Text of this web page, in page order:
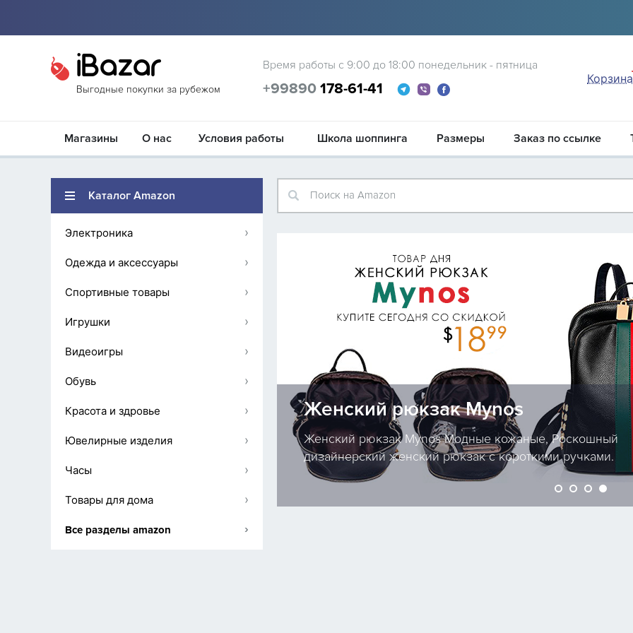
iBazar
Выгодные покупки за рубежом
Время работы с 9:00 до 18:00 понедельник - пятница
+99890 178-61-41
Корзина
Магазины О нас Условия работы Школа шоппинга Размеры Заказ по ссылке
Каталог Amazon
›
Электроника
›
Одежда и аксессуары
›
Спортивные товары
›
Игрушки
›
Видеоигры
›
Обувь
›
Красота и здровье
›
Ювелирные изделия
›
Часы
›
Товары для дома
›
Все разделы amazon
Поиск на Amazon
Автомобильный адаптер от
Автомобильный адаптер от Vichannel Адаптер USB
Автомобильное зарядное устройство Вход AUX 1,44-
дисплей.